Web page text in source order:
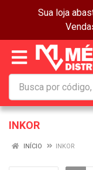
Sua loja
INKOR
INÍCIO INKOR